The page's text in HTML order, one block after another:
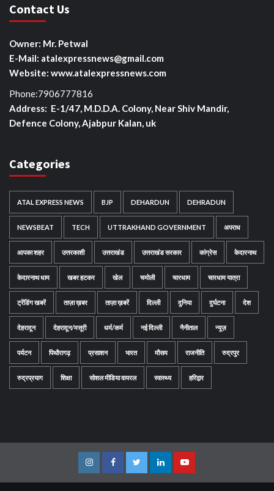
Contact Us
Owner: Mr. Petwal
E-Mail: atalexpressnews@gmail.com
Website: www.atalexpressnews.com
Phone:7906777816
Address: E-1/47, M.D.D.A. Colony, Near Shiv Mandir,
Defence Colony, Ajabpur Kalan, uk
Categories
ATAL EXPRESS NEWS BJP DEHARDUN DEHRADUN
NEWSBEAT TECH UTTRAKHAND GOVERNMENT अपराध
आपका शहर उत्तरकाशी उत्तराखंड उत्तराखंड सरकार कांग्रेस केदारनाथ
केदारनाथ धाम खबर हटकर खेल चमोली चारधाम चारधाम यात्रा
ट्रेंडिंग खबरें ताज़ा ख़बर ताज़ा ख़बरें दिल्ली दुनिया दुर्घटना देश
देहरादून देहरादून/मसूरी धर्म/कर्म नई दिल्ली नैनीताल न्यूज़
पर्यटन पिथौरागढ़ प्रसाशन भारत मौसम राजनीति रुद्रपुर
रुद्रप्रयाग शिक्षा सोशल मीडिया वायरल स्वास्थ्य हरिद्वार
InstagramFacebookTwitterLinkedinYoutube